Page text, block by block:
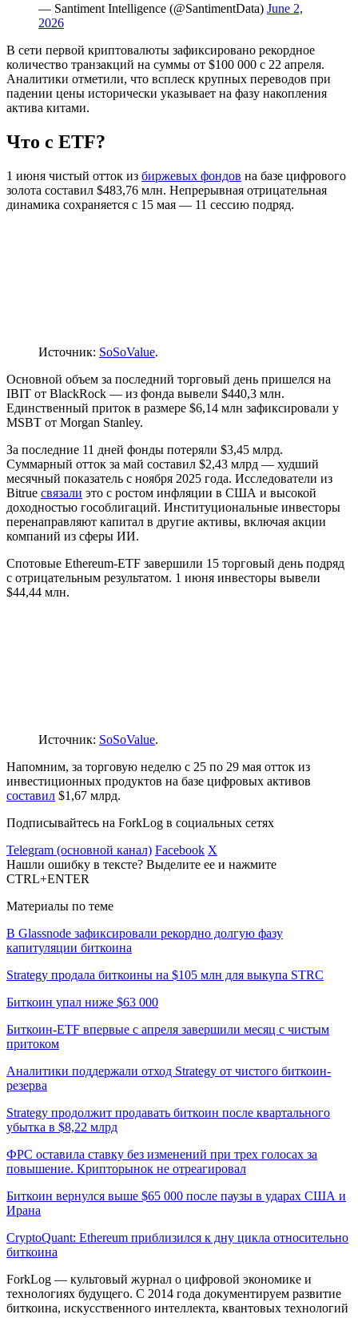
— Santiment Intelligence (@SantimentData) June 2,
2026
В сети первой криптовалюты зафиксировано рекордное
количество транзакций на суммы от $100 000 с 22 апреля.
Аналитики отметили, что всплеск крупных переводов при
падении цены исторически указывает на фазу накопления
актива китами.
Что с ETF?
1 июня чистый отток из биржевых фондов на базе цифрового
золота составил $483,76 млн. Непрерывная отрицательная
динамика сохраняется с 15 мая — 11 сессию подряд.
Источник: SoSoValue.
Основной объем за последний торговый день пришелся на
IBIT от BlackRock — из фонда вывели $440,3 млн.
Единственный приток в размере $6,14 млн зафиксировали у
MSBT от Morgan Stanley.
За последние 11 дней фонды потеряли $3,45 млрд.
Суммарный отток за май составил $2,43 млрд — худший
месячный показатель с ноября 2025 года. Исследователи из
Bitrue связали это с ростом инфляции в США и высокой
доходностью гособлигаций. Институциональные инвесторы
перенаправляют капитал в другие активы, включая акции
компаний из сферы ИИ.
Спотовые Ethereum-ETF завершили 15 торговый день подряд
с отрицательным результатом. 1 июня инвесторы вывели
$44,44 млн.
Источник: SoSoValue.
Напомним, за торговую неделю с 25 по 29 мая отток из
инвестиционных продуктов на базе цифровых активов
составил $1,67 млрд.
Подписывайтесь на ForkLog в социальных сетях
Telegram (основной канал) Facebook X
Нашли ошибку в тексте? Выделите ее и нажмите
CTRL+ENTER
Материалы по теме
В Glassnode зафиксировали рекордно долгую фазу
капитуляции биткоина
Strategy продала биткоины на $105 млн для выкупа STRC
Биткоин упал ниже $63 000
Биткоин-ETF впервые с апреля завершили месяц с чистым
притоком
Аналитики поддержали отход Strategy от чистого биткоин-
резерва
Strategy продолжит продавать биткоин после квартального
убытка в $8,22 млрд
ФРС оставила ставку без изменений при трех голосах за
повышение. Крипторынок не отреагировал
Биткоин вернулся выше $65 000 после паузы в ударах США и
Ирана
CryptoQuant: Ethereum приблизился к дну цикла относительно
биткоина
ForkLog — культовый журнал о цифровой экономике и
технологиях будущего. С 2014 года документируем развитие
биткоина, искусственного интеллекта, квантовых технологий